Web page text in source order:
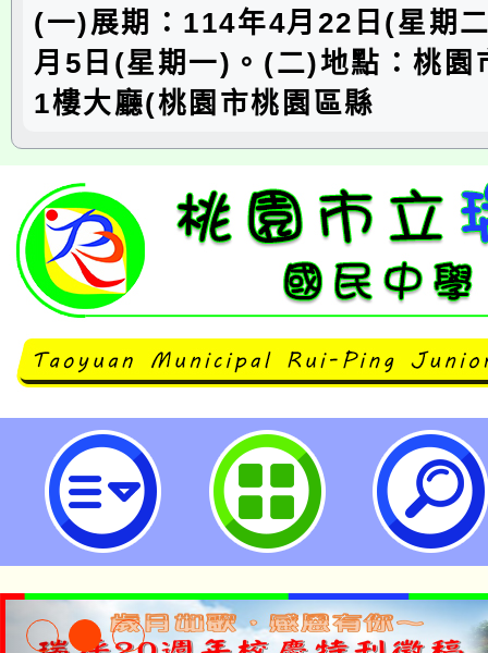
(一)展期：114年4月22日(星期
月5日(星期一)。(二)地點：桃園
1樓大廳(桃園市桃園區縣
「千陂粼粼-桃園陂塘之星」特展-
民中學